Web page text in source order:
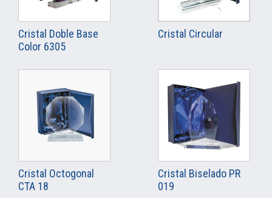
Cristal Doble Base
Color 6305
Cristal Circular
Cristal Octogonal
CTA 18
Cristal Biselado PR
019